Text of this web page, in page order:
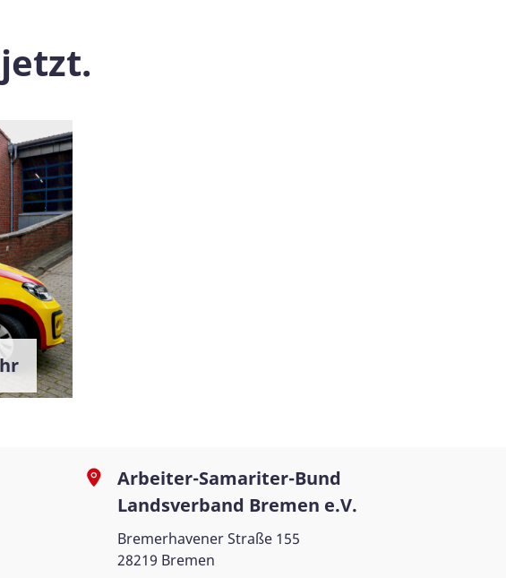
Arbeiter-Samariter-Bund
Landsverband Bremen e.V.
Bremerhavener Straße 155
28219 Bremen